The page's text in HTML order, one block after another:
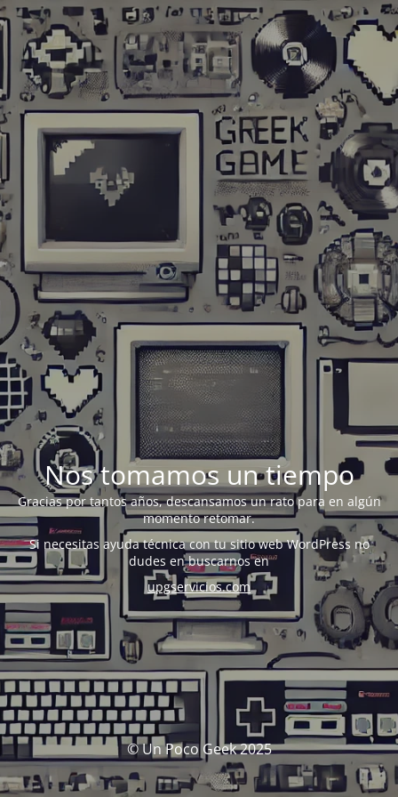
Nos tomamos un tiempo
Gracias por tantos años, descansamos un rato para en algún
momento retomar.
Si necesitas ayuda técnica con tu sitio web WordPress no
dudes en buscarnos en
upgservicios.com
© Un Poco Geek 2025